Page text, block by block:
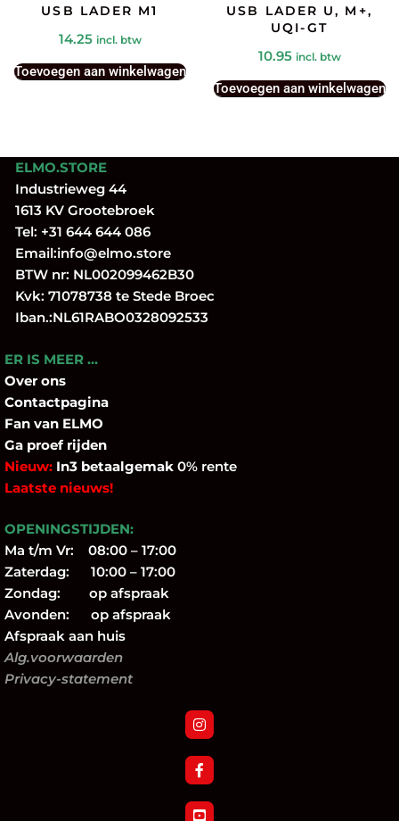
USB LADER M1
14.25 incl. btw
Toevoegen aan winkelwagen
USB LADER U, M+,
UQI-GT
10.95 incl. btw
Toevoegen aan winkelwagen
ELMO.STORE
Industrieweg 44
1613 KV Grootebroek
Tel: +31 644 644 086
Email:info@elmo.store
BTW nr: NL002099462B30
Kvk: 71078738 te Stede Broec
Iban.:NL61RABO0328092533
ER IS MEER …
Over ons
Contactpagina
Fan van ELMO
Ga proef rijden
Nieuw: In3 betaalgemak 0% rente
Laatste nieuws!
OPENINGSTIJDEN:
Ma t/m Vr: 08:00 – 17:00
Zaterdag: 10:00 – 17:00
Zondag: op afspraak
Avonden: op afspraak
Afspraak aan huis
Alg.voorwaarden
Privacy-statement